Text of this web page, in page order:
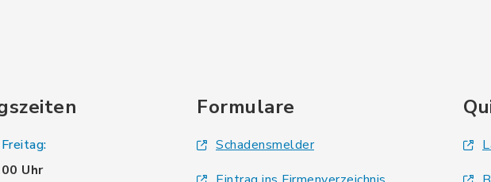
Uhr
Formulare
Schadensmelder